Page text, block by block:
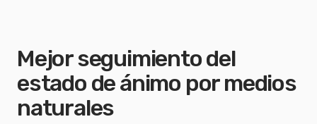
Mejor seguimiento del
estado de ánimo por medios
naturales